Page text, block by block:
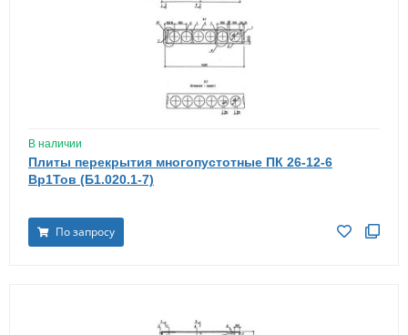
В наличии
Плиты перекрытия многопустотные ПК 26-12-6
Вр1Тов (Б1.020.1-7)
По запросу